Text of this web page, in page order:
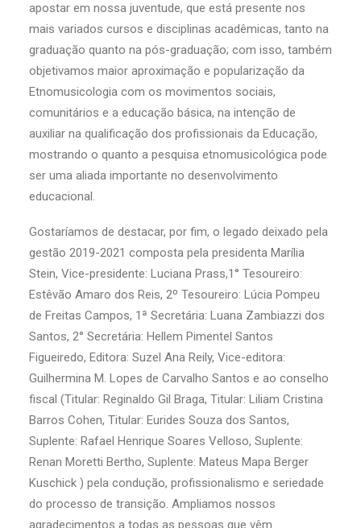
apostar em nossa juventude, que está presente nos
mais variados cursos e disciplinas acadêmicas, tanto na
graduação quanto na pós-graduação; com isso, também
objetivamos maior aproximação e popularização da
Etnomusicologia com os movimentos sociais,
comunitários e a educação básica, na intenção de
auxiliar na qualificação dos profissionais da Educação,
mostrando o quanto a pesquisa etnomusicológica pode
ser uma aliada importante no desenvolvimento
educacional.
Gostaríamos de destacar, por fim, o legado deixado pela
gestão 2019-2021 composta pela presidenta Marília
Stein, Vice-presidente: Luciana Prass,1° Tesoureiro:
Estêvão Amaro dos Reis, 2º Tesoureiro: Lúcia Pompeu
de Freitas Campos, 1ª Secretária: Luana Zambiazzi dos
Santos, 2° Secretária: Hellem Pimentel Santos
Figueiredo, Editora: Suzel Ana Reily, Vice-editora:
Guilhermina M. Lopes de Carvalho Santos e ao conselho
fiscal (Titular: Reginaldo Gil Braga, Titular: Liliam Cristina
Barros Cohen, Titular: Eurides Souza dos Santos,
Suplente: Rafael Henrique Soares Velloso, Suplente:
Renan Moretti Bertho, Suplente: Mateus Mapa Berger
Kuschick ) pela condução, profissionalismo e seriedade
do processo de transição. Ampliamos nossos
agradecimentos a todas as pessoas que vêm